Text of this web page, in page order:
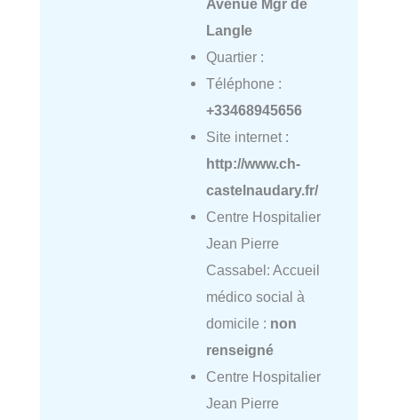
Langle
Quartier :
Téléphone :
+33468945656
Site internet :
http://www.ch-
castelnaudary.fr/
Centre Hospitalier
Jean Pierre
Cassabel: Accueil
médico social à
domicile : non
renseigné
Centre Hospitalier
Jean Pierre